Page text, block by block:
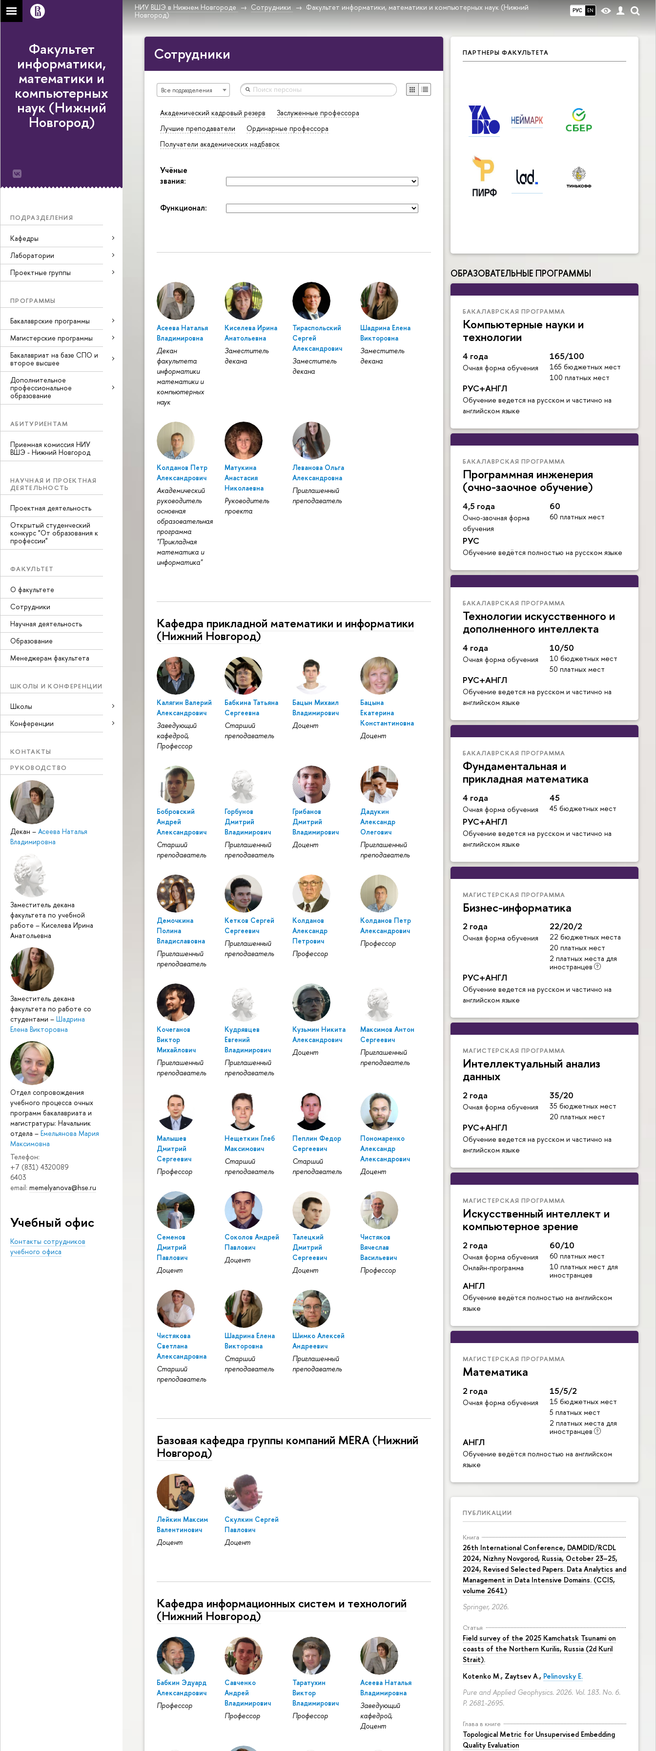
РУС EN
НИУ ВШЭ в Нижнем Новгороде Сотрудники
Факультет информатики, математики и компьютерных наук (Нижний
Новгород)
Факультет
информатики,
математики и
компьютерных
наук (Нижний
Новгород)
ПОДРАЗДЕЛЕНИЯ
Кафедры
Лаборатории
Проектные группы
ПРОГРАММЫ
Бакалаврские программы
Магистерские программы
Бакалавриат на базе СПО и
второе высшее
Дополнительное
профессиональное
образование
АБИТУРИЕНТАМ
Приемная комиссия НИУ
ВШЭ - Нижний Новгород
НАУЧНАЯ И ПРОЕКТНАЯ
ДЕЯТЕЛЬНОСТЬ
Проектная деятельность
Открытый студенческий
конкурс "От образования к
профессии"
ФАКУЛЬТЕТ
О факультете
Сотрудники
Научная деятельность
Образование
Менеджерам факультета
ШКОЛЫ И КОНФЕРЕНЦИИ
Школы
Конференции
КОНТАКТЫ
РУКОВОДСТВО
Декан – Асеева Наталья
Владимировна
Заместитель декана
факультета по учебной
работе – Киселева Ирина
Анатольевна
Заместитель декана
факультета по работе со
студентами – Шадрина
Елена Викторовна
Отдел сопровождения
учебного процесса очных
программ бакалавриата и
магистратуры: Начальник
отдела – Емельянова Мария
Максимовна
Телефон:
+7 (831) 4320089
6403
email: memelyanova@hse.ru
Учебный офис
Контакты сотрудников
учебного офиса
ПАРТНЕРЫ ФАКУЛЬТЕТА
ОБРАЗОВАТЕЛЬНЫЕ ПРОГРАММЫ
БАКАЛАВРСКАЯ ПРОГРАММА
Компьютерные науки и
технологии
4 года
Очная форма обучения
165/100
165 бюджетных мест
100 платных мест
РУС+АНГЛ
Обучение ведется на русском и частично на
английском языке
БАКАЛАВРСКАЯ ПРОГРАММА
Программная инженерия
(очно-заочное обучение)
4,5 года
Очно-заочная форма
обучения
60
60 платных мест
РУС
Обучение ведётся полностью на русском языке
БАКАЛАВРСКАЯ ПРОГРАММА
Технологии искусственного и
дополненного интеллекта
4 года
Очная форма обучения
10/50
10 бюджетных мест
50 платных мест
РУС+АНГЛ
Обучение ведется на русском и частично на
английском языке
БАКАЛАВРСКАЯ ПРОГРАММА
Фундаментальная и
прикладная математика
4 года
Очная форма обучения
45
45 бюджетных мест
РУС+АНГЛ
Обучение ведется на русском и частично на
английском языке
МАГИСТЕРСКАЯ ПРОГРАММА
Бизнес-информатика
2 года
Очная форма обучения
22/20/2
22 бюджетных места
20 платных мест
2 платных места для
иностранцев
РУС+АНГЛ
Обучение ведется на русском и частично на
английском языке
МАГИСТЕРСКАЯ ПРОГРАММА
Интеллектуальный анализ
данных
2 года
Очная форма обучения
35/20
35 бюджетных мест
20 платных мест
РУС+АНГЛ
Обучение ведется на русском и частично на
английском языке
МАГИСТЕРСКАЯ ПРОГРАММА
Искусственный интеллект и
компьютерное зрение
2 года
Очная форма обучения
Онлайн-программа
60/10
60 платных мест
10 платных мест для
иностранцев
АНГЛ
Обучение ведётся полностью на английском
языке
МАГИСТЕРСКАЯ ПРОГРАММА
Математика
2 года
Очная форма обучения
15/5/2
15 бюджетных мест
5 платных мест
2 платных места для
иностранцев
АНГЛ
Обучение ведётся полностью на английском
языке
ПУБЛИКАЦИИ
Книга
26th International Conference, DAMDID/RCDL
2024, Nizhny Novgorod, Russia, October 23–25,
2024, Revised Selected Papers. Data Analytics and
Management in Data Intensive Domains. (CCIS,
volume 2641)
Springer, 2026.
Статья
Field survey of the 2025 Kamchatsk Tsunami on
coasts of the Northern Kurilis, Russia (2d Kuril
Strait).
Kotenko M., Zaytsev A., Pelinovsky E.
Pure and Applied Geophysics. 2026. Vol. 183. No. 6.
P. 2681-2695.
Глава в книге
Topological Metric for Unsupervised Embedding
Quality Evaluation
Сотрудники
Все подразделения
Академический кадровый резерв
Заслуженные профессора
Лучшие преподаватели
Ординарные профессора
Получатели академических надбавок
Учёные
звания:
Функционал:
Асеева Наталья
Владимировна
Декан
факультета
информатики
математики и
компьютерных
наук
Киселева Ирина
Анатольевна
Заместитель
декана
Тираспольский
Сергей
Александрович
Заместитель
декана
Шадрина Елена
Викторовна
Заместитель
декана
Колданов Петр
Александрович
Академический
руководитель
основная
образовательная
программа
"Прикладная
математика и
информатика"
Матукина
Анастасия
Николаевна
Руководитель
проекта
Леванова Ольга
Александровна
Приглашенный
преподаватель
Кафедра прикладной математики и информатики
(Нижний Новгород)
Калягин Валерий
Александрович
Заведующий
кафедрой,
Профессор
Бабкина Татьяна
Сергеевна
Старший
преподаватель
Бацын Михаил
Владимирович
Доцент
Бацына
Екатерина
Константиновна
Доцент
Бобровский
Андрей
Александрович
Старший
преподаватель
Горбунов
Дмитрий
Владимирович
Приглашенный
преподаватель
Грибанов
Дмитрий
Владимирович
Доцент
Дадукин
Александр
Олегович
Приглашенный
преподаватель
Демочкина
Полина
Владиславовна
Приглашенный
преподаватель
Кетков Сергей
Сергеевич
Приглашенный
преподаватель
Колданов
Александр
Петрович
Профессор
Колданов Петр
Александрович
Профессор
Кочеганов
Виктор
Михайлович
Приглашенный
преподаватель
Кудрявцев
Евгений
Владимирович
Приглашенный
преподаватель
Кузьмин Никита
Александрович
Доцент
Максимов Антон
Сергеевич
Приглашенный
преподаватель
Малышев
Дмитрий
Сергеевич
Профессор
Нещеткин Глеб
Максимович
Старший
преподаватель
Пеплин Федор
Сергеевич
Старший
преподаватель
Пономаренко
Александр
Александрович
Доцент
Семенов
Дмитрий
Павлович
Доцент
Соколов Андрей
Павлович
Доцент
Талецкий
Дмитрий
Сергеевич
Доцент
Чистяков
Вячеслав
Васильевич
Профессор
Чистякова
Светлана
Александровна
Старший
преподаватель
Шадрина Елена
Викторовна
Старший
преподаватель
Шимко Алексей
Андреевич
Приглашенный
преподаватель
Базовая кафедра группы компаний MERA (Нижний
Новгород)
Лейкин Максим
Валентинович
Доцент
Скулкин Сергей
Павлович
Доцент
Кафедра информационных систем и технологий
(Нижний Новгород)
Бабкин Эдуард
Александрович
Профессор
Савченко
Андрей
Владимирович
Профессор
Таратухин
Виктор
Владимирович
Профессор
Асеева Наталья
Владимировна
Заведующий
кафедрой,
Доцент